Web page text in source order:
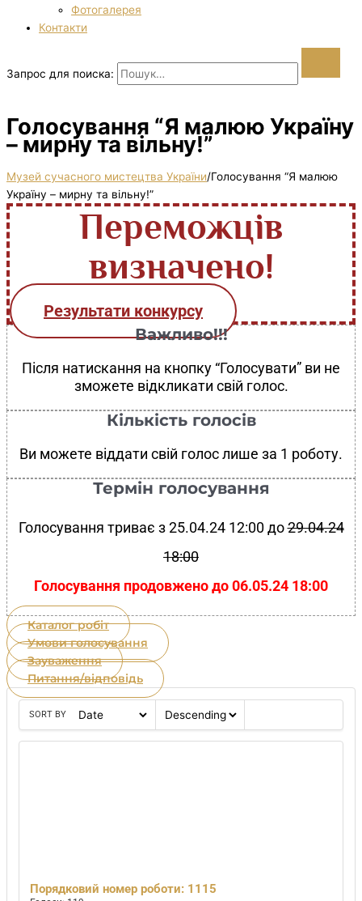
Фотогалерея
Контакти
Запрос для поиска:
Голосування “Я малюю Україну
– мирну та вільну!”
Музей сучасного мистецтва України/Голосування “Я малюю
Україну – мирну та вільну!”
Переможців
визначено!
Результати конкурсу
Важливо!!!
Після натискання на кнопку “Голосувати” ви не
зможете відкликати свій голос.
Кількість голосів
Ви можете віддати свій голос лише за 1 роботу.
Термін голосування
Голосування триває з 25.04.24 12:00 до29.04.24
18:00
Голосування продовжено до 06.05.24 18:00
Каталог робіт
Умови голосування
Зауваження
Питання/відповідь
SORT BY
Порядковий номер роботи: 1115